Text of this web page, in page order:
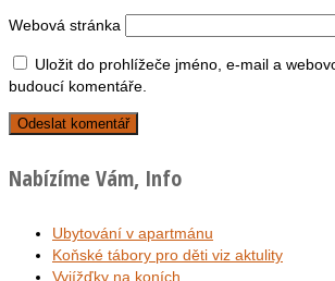
Webová stránka
Uložit do prohlížeče jméno, e-mail a
budoucí komentáře.
Nabízíme Vám, Info
Ubytování v apartmánu
Koňské tábory pro děti viz aktulity
Vyjížďky na koních